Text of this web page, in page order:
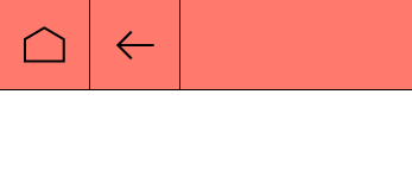
Startseite